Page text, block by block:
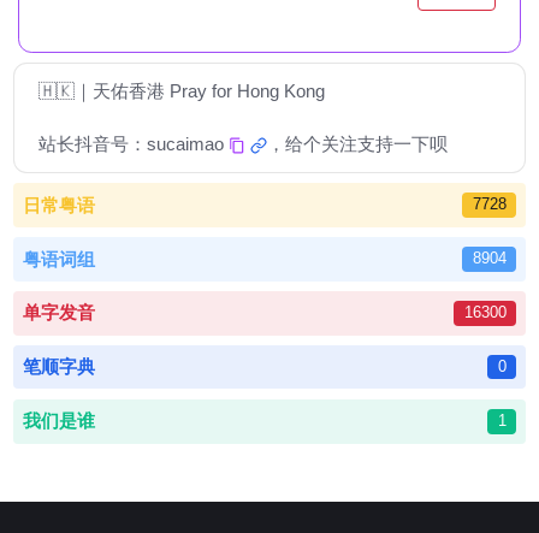
🇭🇰｜天佑香港 Pray for Hong Kong
站长抖音号： sucaimao ，给个关注支持一下呗
日常粤语 7728
粤语词组 8904
单字发音 16300
笔顺字典 0
我们是谁 1